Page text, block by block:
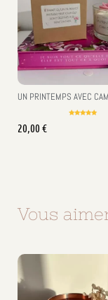
UN PRINTEMPS AVEC
20,00 €
Vous